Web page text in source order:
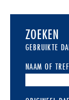
ZOEKEN
GEBRUIKTE
NAAM OF